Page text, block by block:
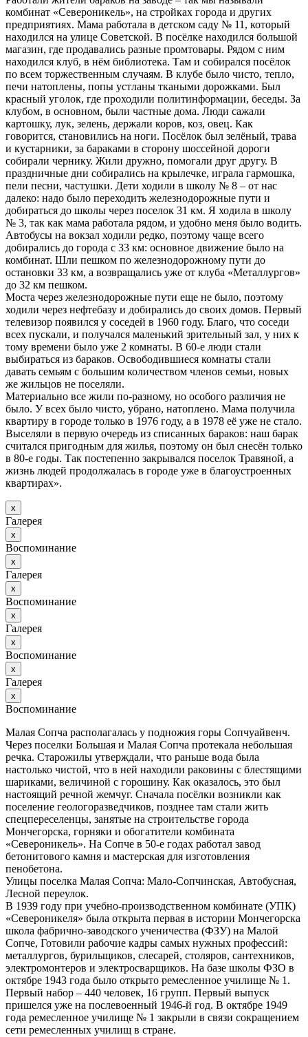
комбинат «Североникель», на стройках города и других
предприятиях. Мама работала в детском саду № 11, который
находился на улице Советской. В посёлке находился большой
магазин, где продавались разные промтовары. Рядом с ним
находился клуб, в нём библиотека. Там и собирался посёлок
по всем торжественным случаям. В клубе было чисто, тепло,
печи натоплены, попы устланы ткаными дорожками. Был
красный уголок, где проходили политинформации, беседы. За
клубом, в основном, были частные дома. Люди сажали
картошку, лук, зелень, держали коров, коз, овец. Как
говорится, становились на ноги. Посёлок был зелёный, трава
и кустарники, за бараками в сторону шоссейной дороги
собирали чернику. Жили дружно, помогали друг другу. В
праздничные дни собирались на крылечке, играла гармошка,
пели песни, частушки. Дети ходили в школу № 8 – от нас
далеко: надо было переходить железнодорожные пути и
добираться до школы через поселок 31 км. Я ходила в школу
№ 3, так как мама работала рядом, и удобно меня было водить.
Автобусы на вокзал ходили редко, поэтому чаще всего
добирались до города с 33 км: основное движение было на
комбинат. Шли пешком по железнодорожному пути до
остановки 33 км, а возвращались уже от клуба «Металлургов»
до 32 км пешком.
Моста через железнодорожные пути еще не было, поэтому
ходили через нефтебазу и добирались до своих домов. Первый
телевизор появился у соседей в 1960 году. Благо, что соседи
всех пускали, и получался маленький зрительный зал, у них к
тому времени было уже 2 комнаты. В 60-е люди стали
выбираться из бараков. Освободившиеся комнаты стали
давать семьям с большим количеством членов семьи, новых
же жильцов не поселяли.
Материально все жили по-разному, но особого различия не
было. У всех было чисто, убрано, натоплено. Мама получила
квартиру в городе только в 1976 году, а в 1978 её уже не стало.
Выселяли в первую очередь из списанных бараков: наш барак
считался пригодным для жилья, поэтому он был снесён только
в 80-е годы. Так постепенно закрывался поселок Травяной, а
жизнь людей продолжалась в городе уже в благоустроенных
квартирах».
х
Галерея
х
Воспоминание
х
Галерея
х
Воспоминание
х
Галерея
х
Воспоминание
х
Галерея
х
Воспоминание
Малая Сопча располагалась у подножия горы Сопчуайвенч.
Через поселки Большая и Малая Сопча протекала небольшая
речка. Старожилы утверждали, что раньше вода была
настолько чистой, что в ней находили раковины с блестящими
шариками, величиной с горошину. Как оказалось, это был
настоящий речной жемчуг. Сначала посёлки возникли как
поселение геологоразведчиков, позднее там стали жить
спецпереселенцы, занятые на строительстве города
Мончегорска, горняки и обогатители комбината
«Североникель». На Сопче в 50-е годах работал завод
бетонитового камня и мастерская для изготовления
пенобетона.
Улицы поселка Малая Сопча: Мало-Сопчинская, Автобусная,
Лесной переулок.
В 1939 году при учебно-производственном комбинате (УПК)
«Североникеля» была открыта первая в истории Мончегорска
школа фабрично-заводского ученичества (ФЗУ) на Малой
Сопче, Готовили рабочие кадры самых нужных профессий:
металлургов, бурильщиков, слесарей, столяров, сантехников,
электромонтеров и электросварщиков. На базе школы ФЗО в
октябре 1943 года было открыто ремесленное училище № 1.
Первый набор – 440 человек, 16 групп. Первый выпуск
пришелся уже на послевоенный 1946-й год. В октябре 1949
года ремесленное училище № 1 закрыли в связи сокращением
сети ремесленных училищ в стране.